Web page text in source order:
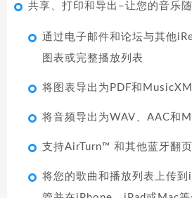
共享、打印和导出–让您的音乐
通过电子邮件和论坛与其他
图表或完整播放列表
将图表导出为PDF和
将音频导出为WAV、AAC和
支持AirTurn™ 和其他蓝牙翻
将您的歌曲和播放列表上传